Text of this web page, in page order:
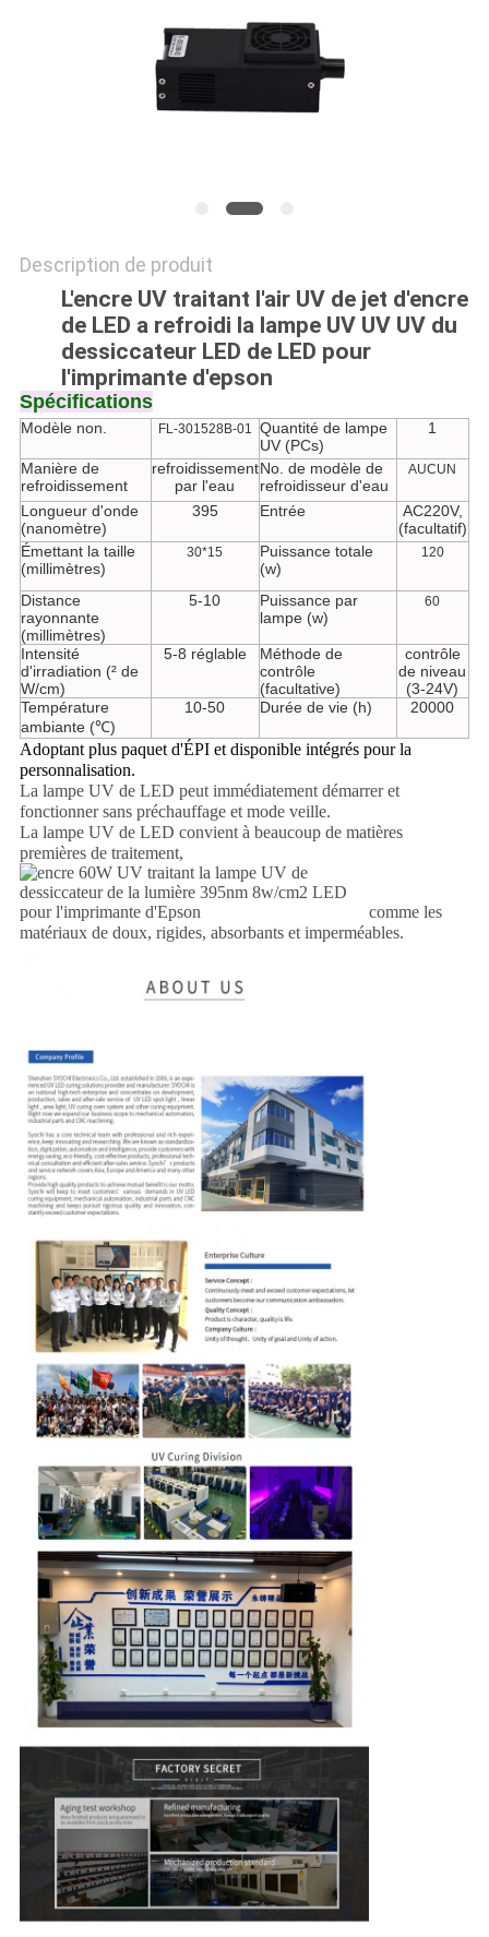
Description de produit
L'encre UV traitant l'air UV de jet d'encre
de LED a refroidi la lampe UV UV UV du
dessiccateur LED de LED pour
l'imprimante d'epson
Spécifications
Modèle non. FL-301528B-01 Quantité de lampe
UV (PCs)
1
Manière de
refroidissement
refroidissement
par l'eau
No. de modèle de
refroidisseur d'eau
AUCUN
Longueur d'onde
(nanomètre)
395 Entrée
AC220V,
(facultatif)
Émettant la taille
(millimètres)
30*15
Puissance totale
(w)
120
Distance
rayonnante
(millimètres)
5-10
Puissance par
lampe (w)
60
Intensité
d'irradiation (² de
W/cm)
5-8 réglable
Méthode de
contrôle
(facultative)
contrôle
de niveau
(3-24V)
Température
ambiante (℃)
10-50 Durée de vie (h) 20000
Adoptant plus paquet d'ÉPI et disponible intégrés pour la
personnalisation.
La lampe UV de LED peut immédiatement démarrer et
fonctionner sans préchauffage et mode veille.
La lampe UV de LED convient à beaucoup de matières
premières de traitement,
comme les
matériaux de doux, rigides, absorbants et imperméables.